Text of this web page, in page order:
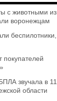
с животными из
воронежцам
беспилотники,
покупателей
звучала в 11
области